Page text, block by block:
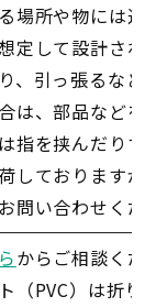
場所や物には近
定して設計され
、引っ張るなど
は、部品などを
指を挟んだりす
しておりますが
問い合わせくだ
からご相談くだ
（PVC）は折り